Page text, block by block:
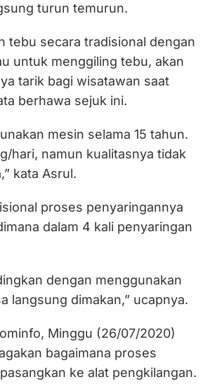
turun temurun.
tebu secara tradisional dengan
untuk menggiling tebu, akan
tarik bagi wisatawan saat
berhawa sejuk ini.
mesin selama 15 tahun.
hari, namun kualitasnya tidak
kata Asrul.
proses penyaringannya
dalam 4 kali penyaringan
dengan menggunakan
langsung dimakan,” ucapnya.
Minggu (26/07/2020)
bagaimana proses
ke alat pengkilangan.